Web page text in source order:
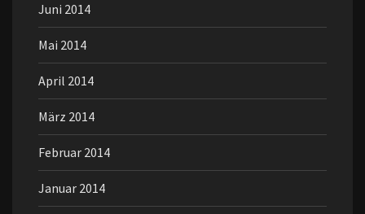
Juni 2014
Mai 2014
April 2014
März 2014
Februar 2014
Januar 2014